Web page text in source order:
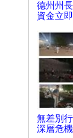
德州州
資金立
無差別
深層危機